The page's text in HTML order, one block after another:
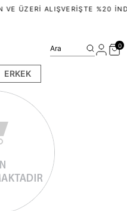
VE ÜZERI ALIŞVERIŞTE %20
ERKEK
Ara 0